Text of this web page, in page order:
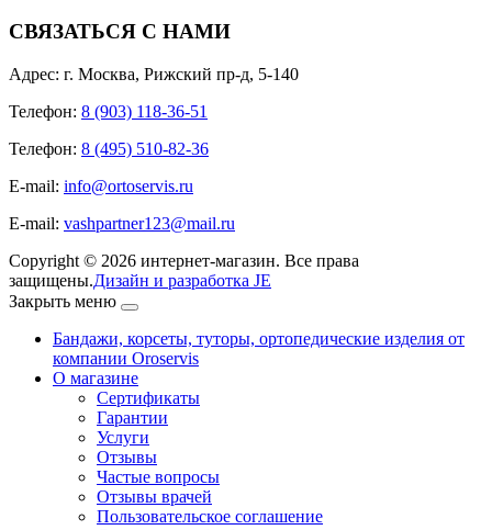
СВЯЗАТЬСЯ С НАМИ
Адрес: г. Москва, Рижский пр-д, 5-140
Телефон: 8 (903) 118-36-51
Телефон: 8 (495) 510-82-36
E-mail: info@ortoservis.ru
E-mail: vashpartner123@mail.ru
Copyright © 2026 интернет-магазин. Все права
защищены.Дизайн и разработка JE
Закрыть меню
Бандажи, корсеты, туторы, ортопедические изделия от
компании Oroservis
О магазине
Сертификаты
Гарантии
Услуги
Отзывы
Частые вопросы
Отзывы врачей
Пользовательское соглашение